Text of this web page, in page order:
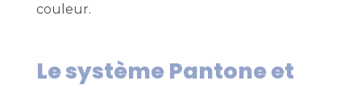
couleur.
Le système Pantone et